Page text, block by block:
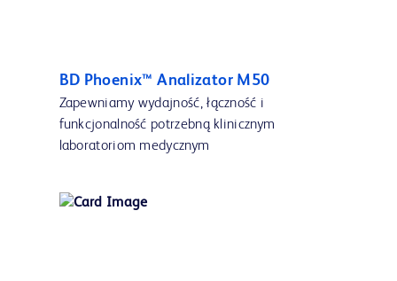
BD Phoenix™ Analizator M50
Zapewniamy wydajność, łączność i
funkcjonalność potrzebną klinicznym
laboratoriom medycznym